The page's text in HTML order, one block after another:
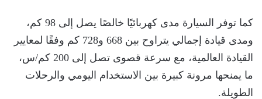
كما توفر السيارة مدى كهربائيًا خالصًا يصل إلى 98 كم،
ومدى قيادة إجمالي يتراوح بين 668 و728 كم وفقًا لمعايير
القيادة العالمية، مع سرعة قصوى تصل إلى 200 كم/س،
ما يمنحها مرونة كبيرة بين الاستخدام اليومي والرحلات
الطويلة.